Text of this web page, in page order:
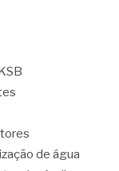
de água